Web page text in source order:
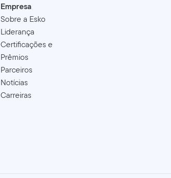
Empresa
Sobre a Esko
Liderança
Certificações e
Prêmios
Parceiros
Notícias
Carreiras